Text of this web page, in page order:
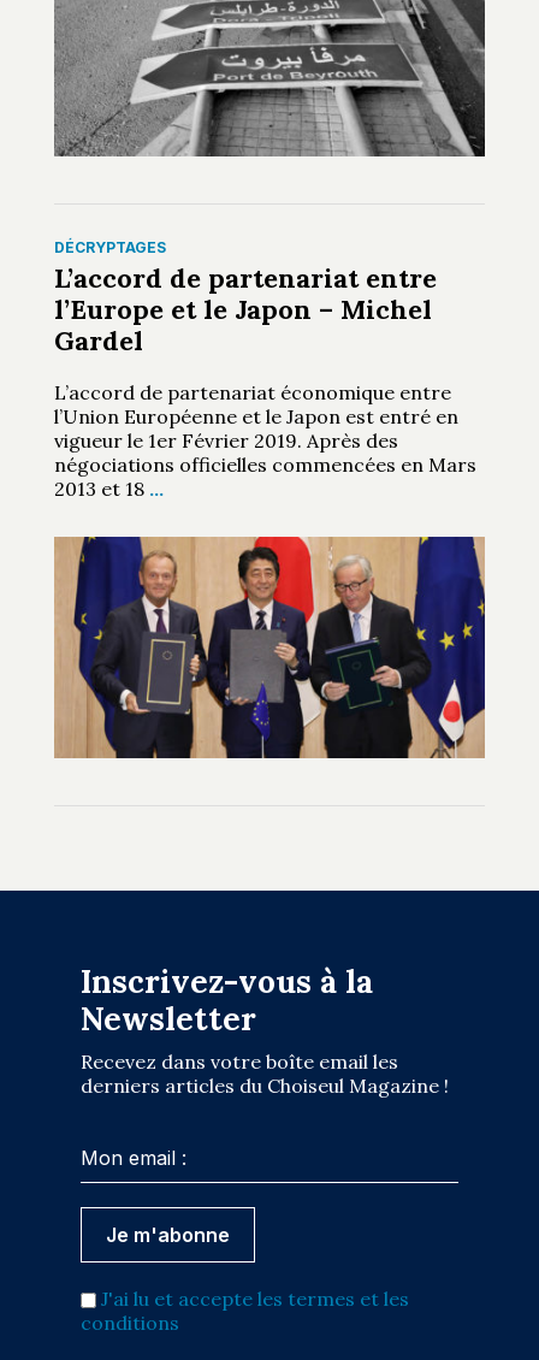
DÉCRYPTAGES
L’accord de partenariat entre
l’Europe et le Japon – Michel
Gardel
L’accord de partenariat économique entre
l’Union Européenne et le Japon est entré en
vigueur le 1er Février 2019. Après des
négociations officielles commencées en Mars
2013 et 18 …
Inscrivez-vous à la
Newsletter
Recevez dans votre boîte email les
derniers articles du Choiseul Magazine !
J'ai lu et accepte les termes et les
conditions